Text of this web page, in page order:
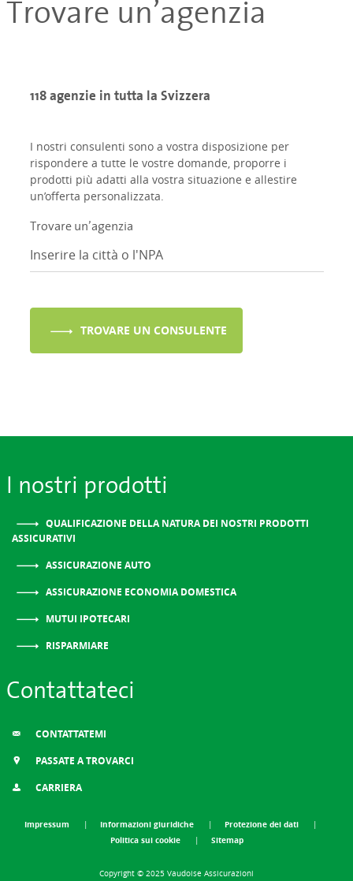
Trovare un’agenzia
118 agenzie in tutta la Svizzera
I nostri consulenti sono a vostra disposizione per
rispondere a tutte le vostre domande, proporre i
prodotti più adatti alla vostra situazione e allestire
un’offerta personalizzata.
Trovare un’agenzia
TROVARE UN CONSULENTE
I nostri prodotti
QUALIFICAZIONE DELLA NATURA DEI NOSTRI PRODOTTI
ASSICURATIVI
ASSICURAZIONE AUTO
ASSICURAZIONE ECONOMIA DOMESTICA
MUTUI IPOTECARI
RISPARMIARE
Contattateci
CONTATTATEMI
PASSATE A TROVARCI
CARRIERA
Impressum Informazioni giuridiche
Protezione dei dati
Politica sui cookie
Sitemap
Copyright © 2025 Vaudoise Assicurazioni